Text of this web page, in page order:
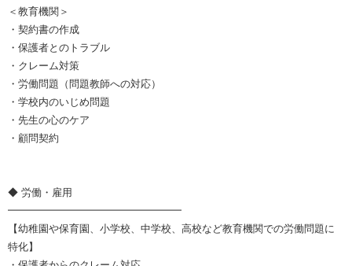
＜教育機関＞
・契約書の作成
・保護者とのトラブル
・クレーム対策
・労働問題（問題教師への対応）
・学校内のいじめ問題
・先生の心のケア
・顧問契約
◆ 労働・雇用
━━━━━━━━━━━━━━━━━
【幼稚園や保育園、小学校、中学校、高校など教育機関での労働問題に
特化】